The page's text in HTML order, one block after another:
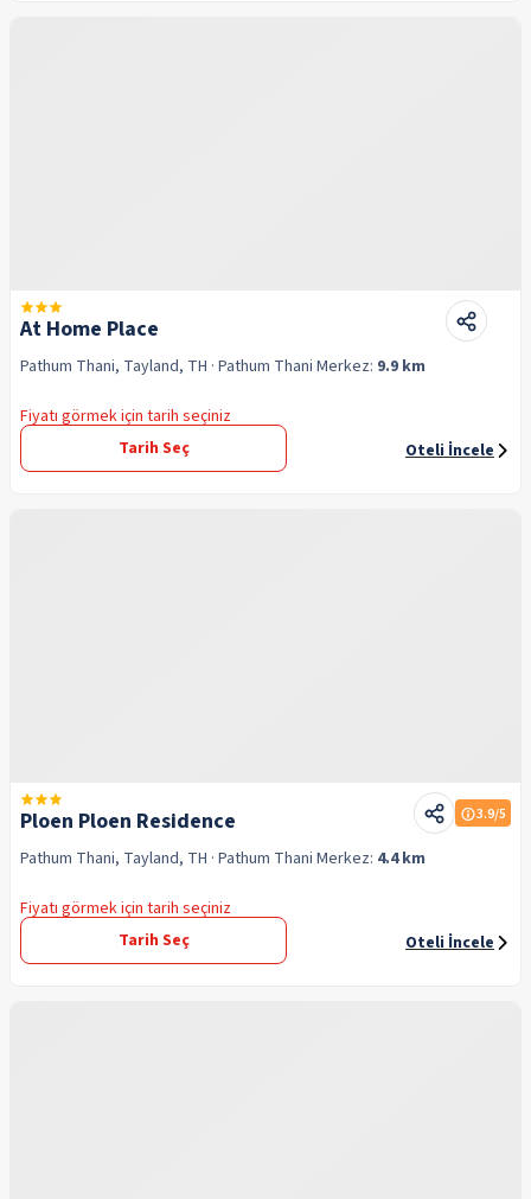
At Home Place
Pathum Thani, Tayland, TH · Pathum Thani Merkez: 9.9 km
Fiyatı görmek için tarih seçiniz
Tarih Seç
Oteli İncele
Ploen Ploen Residence 3.9/5
Pathum Thani, Tayland, TH · Pathum Thani Merkez: 4.4 km
Fiyatı görmek için tarih seçiniz
Tarih Seç
Oteli İncele